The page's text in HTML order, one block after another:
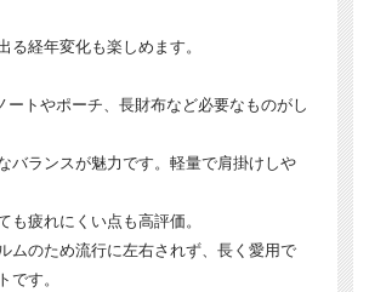
る経年変化も楽しめます。
ートやポーチ、長財布など必要なものがし
バランスが魅力です。軽量で肩掛けしや
も疲れにくい点も高評価。
ムのため流行に左右されず、長く愛用で
です。